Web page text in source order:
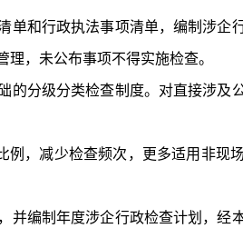
单和行政执法事项清单，编制涉
理， 未公布事项不得实施检查。
的分级分类检查制度。对直接涉
，减少检查频次，更多适用非现
并编制年度涉企行政检查计划，